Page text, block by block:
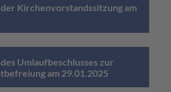
Kirchenvorstandssitzung am
Umlaufbeschlusses zur
am 29.01.2025